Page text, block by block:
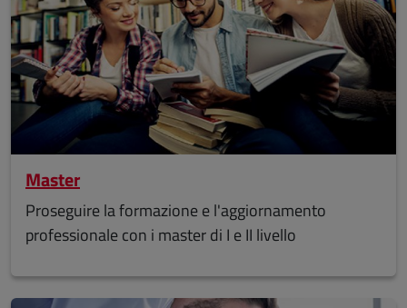
Master
Proseguire la formazione e l'aggiornamento
professionale con i master di I e II livello